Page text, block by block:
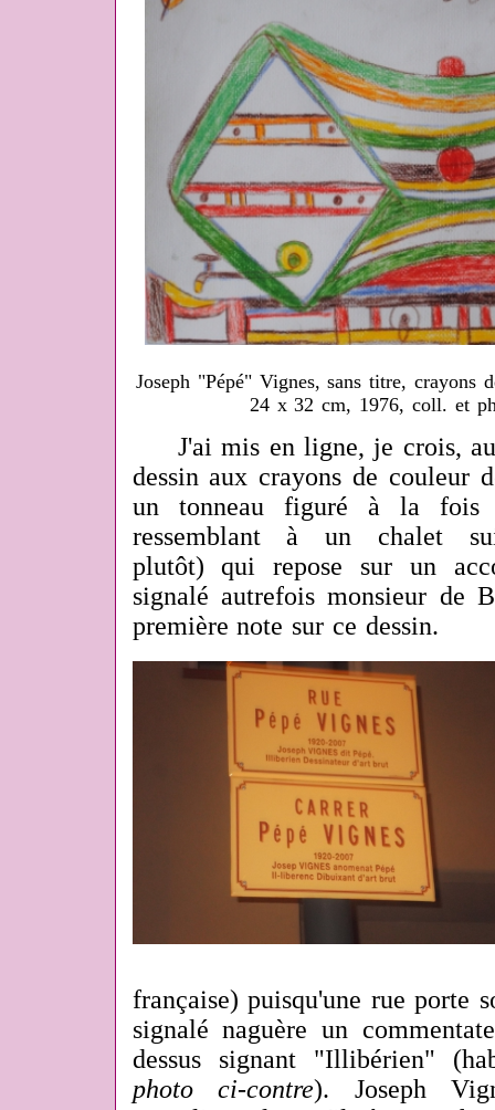
Joseph "Pépé" Vignes, sans titre, crayons
24 x 32 cm, 1976, coll. et
J'ai mis en ligne, je crois,
dessin aux crayons de couleur
un tonneau figuré à la
ressemblant à un chalet
plutôt) qui repose sur un
signalé autrefois monsieur de
première note sur ce dessin.
française) puisqu'une rue porte
signalé naguère un
dessus signant "Illibérien"
photo ci-contre). Joseph